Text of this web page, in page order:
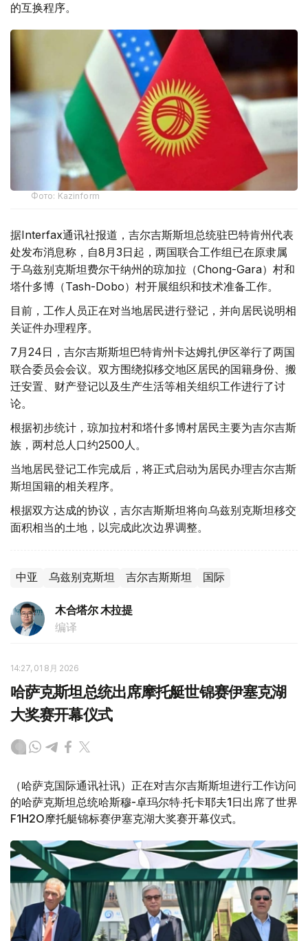
的互换程序。
Фото: Kazinform
据Interfax通讯社报道，吉尔吉斯斯坦总统驻巴特肯州代表
处发布消息称，自8月3日起，两国联合工作组已在原隶属
于乌兹别克斯坦费尔干纳州的琼加拉（Chong-Gara）村和
塔什多博（Tash-Dobo）村开展组织和技术准备工作。
目前，工作人员正在对当地居民进行登记，并向居民说明相
关证件办理程序。
7月24日，吉尔吉斯斯坦巴特肯州卡达姆扎伊区举行了两国
联合委员会会议。双方围绕拟移交地区居民的国籍身份、搬
迁安置、财产登记以及生产生活等相关组织工作进行了讨
论。
根据初步统计，琼加拉村和塔什多博村居民主要为吉尔吉斯
族，两村总人口约2500人。
当地居民登记工作完成后，将正式启动为居民办理吉尔吉斯
斯坦国籍的相关程序。
根据双方达成的协议，吉尔吉斯斯坦将向乌兹别克斯坦移交
面积相当的土地，以完成此次边界调整。
中亚 乌兹别克斯坦 吉尔吉斯斯坦 国际
木合塔尔 木拉提
编译
14:27, 01 8月 2026
哈萨克斯坦总统出席摩托艇世锦赛伊塞克湖
大奖赛开幕仪式
（哈萨克国际通讯社讯）正在对吉尔吉斯斯坦进行工作访问
的哈萨克斯坦总统哈斯穆-卓玛尔特·托卡耶夫1日出席了世界
F1H2O摩托艇锦标赛伊塞克湖大奖赛开幕仪式。